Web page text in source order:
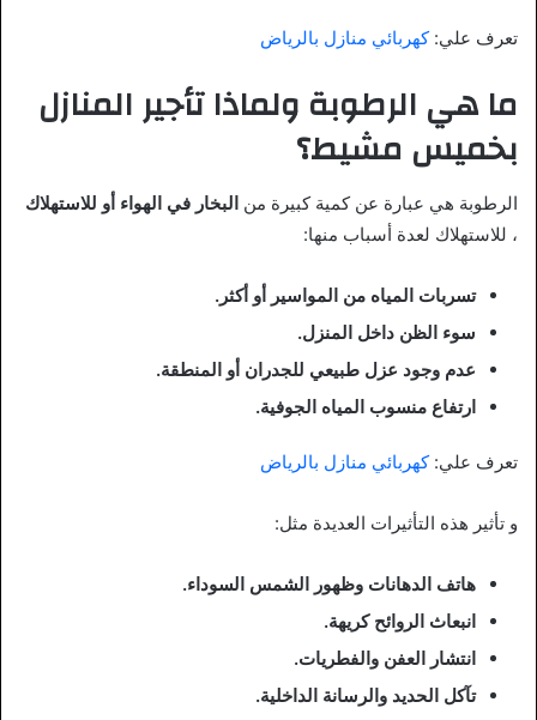
تعرف علي:كهربائي منازل بالرياض
ما هي الرطوبة ولماذا تأجير المنازل
بخميس مشيط؟
الرطوبة هي عبارة عن كمية كبيرة من البخار في الهواء أو للاستهلاك
، للاستهلاك لعدة أسباب منها:
تسربات المياه من المواسير أو أكثر.
سوء الظن داخل المنزل.
عدم وجود عزل طبيعي للجدران أو المنطقة.
ارتفاع منسوب المياه الجوفية.
تعرف علي:كهربائي منازل بالرياض
و تأثير هذه التأثيرات العديدة مثل:
هاتف الدهانات وظهور الشمس السوداء.
انبعاث الروائح كريهة.
انتشار العفن والفطريات.
تآكل الحديد والرسانة الداخلية.